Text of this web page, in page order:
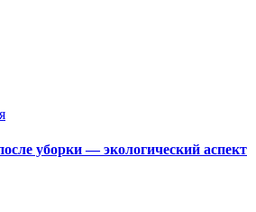
уборки — экологический аспект